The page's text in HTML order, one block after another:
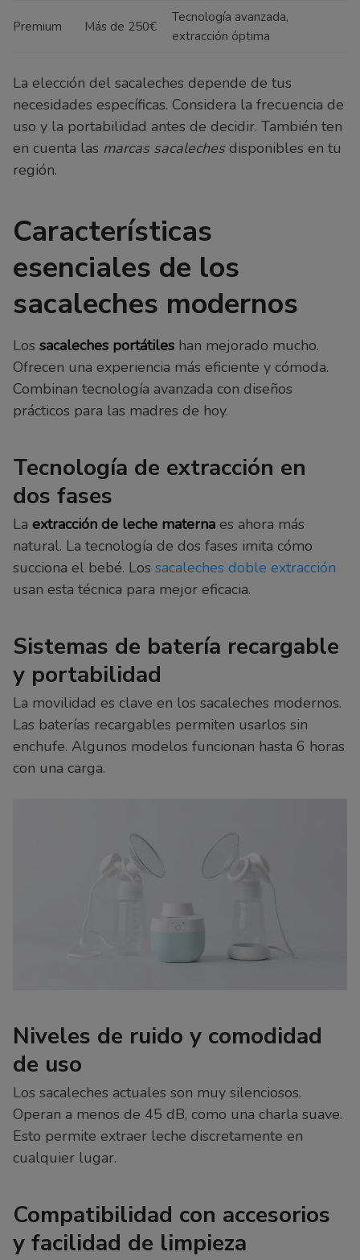
Premium Más de 250€
Tecnología avanzada,
extracción óptima
La elección del sacaleches depende de tus
necesidades específicas. Considera la frecuencia de
uso y la portabilidad antes de decidir. También ten
en cuenta las marcas sacalechesdisponibles en tu
región.
Características
esenciales de los
sacaleches modernos
Los sacaleches portátiles han mejorado mucho.
Ofrecen una experiencia más eficiente y cómoda.
Combinan tecnología avanzada con diseños
prácticos para las madres de hoy.
Tecnología de extracción en
dos fases
La extracción de leche materna es ahora más
natural. La tecnología de dos fases imita cómo
succiona el bebé. Los sacaleches doble extracción
usan esta técnica para mejor eficacia.
Sistemas de batería recargable
y portabilidad
La movilidad es clave en los sacaleches modernos.
Las baterías recargables permiten usarlos sin
enchufe. Algunos modelos funcionan hasta 6 horas
con una carga.
Niveles de ruido y comodidad
de uso
Los sacaleches actuales son muy silenciosos.
Operan a menos de 45 dB, como una charla suave.
Esto permite extraer leche discretamente en
cualquier lugar.
Compatibilidad con accesorios
y facilidad de limpieza